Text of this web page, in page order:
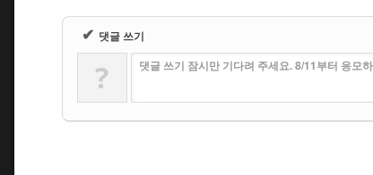
✔ 댓글 쓰기
? 댓글 쓰기 잠시만 기다려 주세요. 8/11부터 응모